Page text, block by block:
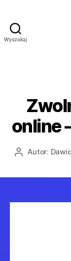
Wyszukaj
online
AutorAutor: